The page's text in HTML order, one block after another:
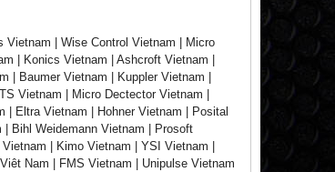
Vietnam | Wise Control Vietnam | Micro
| Konics Vietnam | Ashcroft Vietnam |
Baumer Vietnam | Kuppler Vietnam |
Vietnam | Micro Dectector Vietnam |
| Eltra Vietnam | Hohner Vietnam | Posital
Bihl Weidemann Vietnam | Prosoft
| Kimo Vietnam | YSI Vietnam |
Nam | FMS Vietnam | Unipulse Vietnam